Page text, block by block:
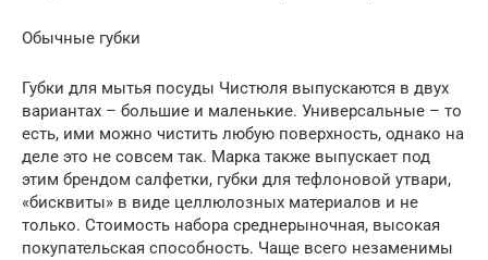
Обычные губки
Губки для мытья посуды Чистюля выпускаются в двух
вариантах – большие и маленькие. Универсальные – то
есть, ими можно чистить любую поверхность, однако на
деле это не совсем так. Марка также выпускает под
этим брендом салфетки, губки для тефлоновой утвари,
«бисквиты» в виде целлюлозных материалов и не
только. Стоимость набора среднерыночная, высокая
покупательская способность. Чаще всего незаменимы